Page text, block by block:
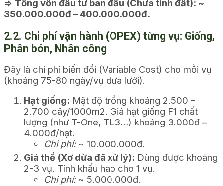
=> Tổng vốn đầu tư ban đầu (Chưa tính đất): ~
350.000.000đ – 400.000.000đ.
2.2. Chi phí vận hành (OPEX) từng vụ: Giống,
Phân bón, Nhân công
Đây là chi phí biến đổi (Variable Cost) cho mỗi vụ
(khoảng 75-80 ngày/vụ dưa lưới).
Hạt giống: Mật độ trồng khoảng 2.500 –
2.700 cây/1000m2. Giá hạt giống F1 chất
lượng (như T-One, TL3…) khoảng 3.000đ –
4.000đ/hạt.
Chi phí:~ 10.000.000đ.
Giá thể (Xơ dừa đã xử lý): Dùng được khoảng
2-3 vụ. Tính khấu hao cho 1 vụ.
Chi phí:~ 5.000.000đ.